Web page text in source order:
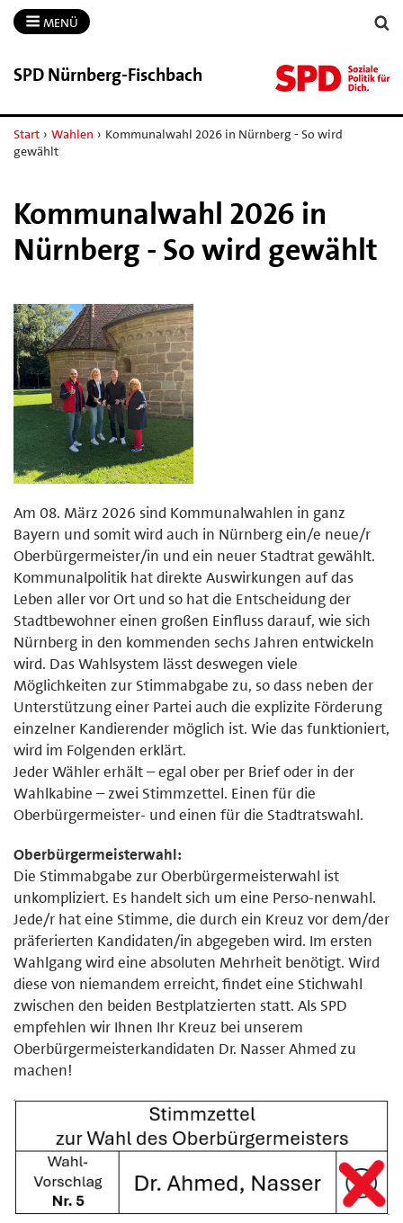
MENÜ
SPD Nürnberg-​Fischbach
Start › Wahlen › Kommunalwahl 2026 in Nürnberg - So wird
gewählt
Kommunalwahl 2026 in
Nürnberg - So wird gewählt
Am 08. März 2026 sind Kommunalwahlen in ganz
Bayern und somit wird auch in Nürnberg ein/e neue/r
Oberbürgermeister/in und ein neuer Stadtrat gewählt.
Kommunalpolitik hat direkte Auswirkungen auf das
Leben aller vor Ort und so hat die Entscheidung der
Stadtbewohner einen großen Einfluss darauf, wie sich
Nürnberg in den kommenden sechs Jahren entwickeln
wird. Das Wahlsystem lässt deswegen viele
Möglichkeiten zur Stimmabgabe zu, so dass neben der
Unterstützung einer Partei auch die explizite Förderung
einzelner Kandierender möglich ist. Wie das funktioniert,
wird im Folgenden erklärt.
Jeder Wähler erhält – egal ober per Brief oder in der
Wahlkabine – zwei Stimmzettel. Einen für die
Oberbürgermeister- und einen für die Stadtratswahl.
Oberbürgermeisterwahl:
Die Stimmabgabe zur Oberbürgermeisterwahl ist
unkompliziert. Es handelt sich um eine Perso-nenwahl.
Jede/r hat eine Stimme, die durch ein Kreuz vor dem/der
präferierten Kandidaten/in abgegeben wird. Im ersten
Wahlgang wird eine absoluten Mehrheit benötigt. Wird
diese von niemandem erreicht, findet eine Stichwahl
zwischen den beiden Bestplatzierten statt. Als SPD
empfehlen wir Ihnen Ihr Kreuz bei unserem
Oberbürgermeisterkandidaten Dr. Nasser Ahmed zu
machen!